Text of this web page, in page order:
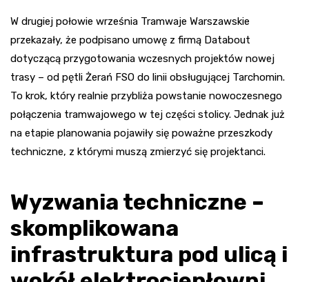
W drugiej połowie września Tramwaje Warszawskie
przekazały, że podpisano umowę z firmą Databout
dotyczącą przygotowania wczesnych projektów nowej
trasy – od pętli Żerań FSO do linii obsługującej Tarchomin.
To krok, który realnie przybliża powstanie nowoczesnego
połączenia tramwajowego w tej części stolicy. Jednak już
na etapie planowania pojawiły się poważne przeszkody
techniczne, z którymi muszą zmierzyć się projektanci.
Wyzwania techniczne –
skomplikowana
infrastruktura pod ulicą i